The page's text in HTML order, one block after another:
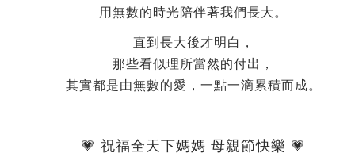
用無數的時光陪伴著我們長大。
直到長大後才明白，
那些看似理所當然的付出，
其實都是由無數的愛，一點一滴累積而成。
💗 祝福全天下媽媽 母親節快樂 💗